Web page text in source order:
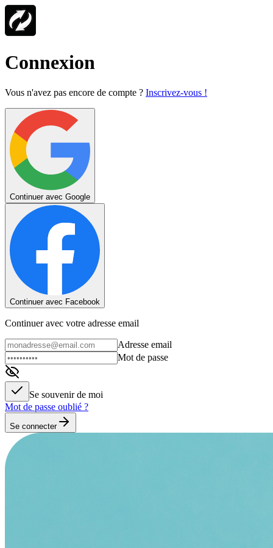
Connexion
Vous n'avez pas encore de compte ? Inscrivez-vous !
Continuer avec Google
Continuer avec Facebook
Continuer avec votre adresse email
Adresse email
Mot de passe
Se souvenir de moi
Mot de passe oublié ?
Se connecter